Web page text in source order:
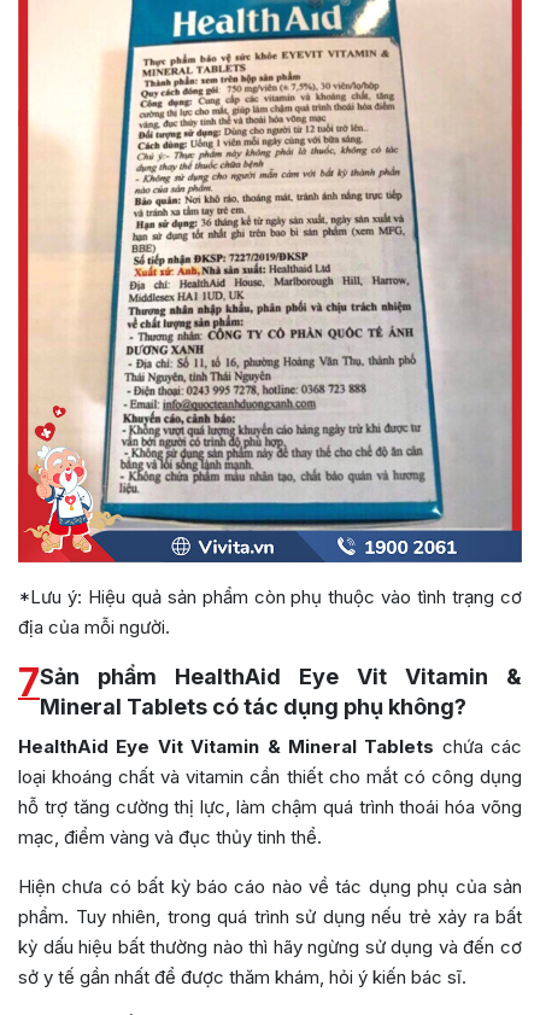
*Lưu ý: Hiệu quả sản phẩm còn phụ thuộc vào tình trạng cơ
địa của mỗi người.
7Sản phẩm HealthAid Eye Vit Vitamin &
Mineral Tablets có tác dụng phụ không?
HealthAid Eye Vit Vitamin & Mineral Tablets chứa các
loại khoáng chất và vitamin cần thiết cho mắt có công dụng
hỗ trợ tăng cường thị lực, làm chậm quá trình thoái hóa võng
mạc, điểm vàng và đục thủy tinh thể.
Hiện chưa có bất kỳ báo cáo nào về tác dụng phụ của sản
phẩm. Tuy nhiên, trong quá trình sử dụng nếu trẻ xảy ra bất
kỳ dấu hiệu bất thường nào thì hãy ngừng sử dụng và đến cơ
sở y tế gần nhất để được thăm khám, hỏi ý kiến bác sĩ.